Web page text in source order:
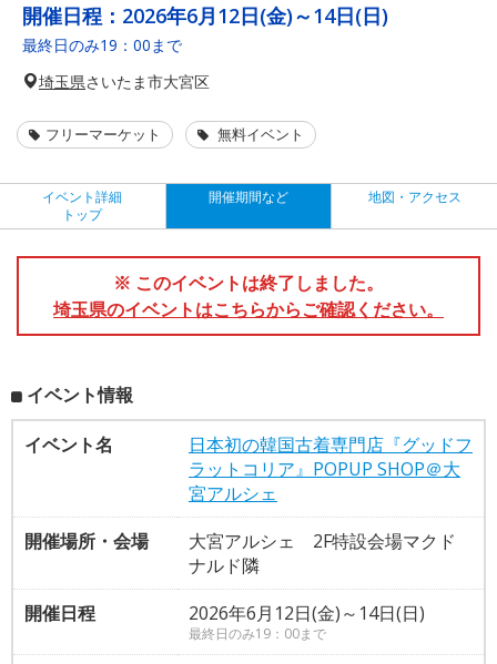
開催日程： 2026年6月12日(金)～14日(日)
最終日のみ19：00まで
埼玉県さいたま市大宮区
フリーマーケット 無料イベント
イベント詳細
トップ
開催期間など 地図・アクセス
※ このイベントは終了しました。
埼玉県のイベントはこちらからご確認ください。
イベント情報
イベント名
日本初の韓国古着専門店『グッドフ
ラットコリア』POPUP SHOP＠大
宮アルシェ
開催場所・会場
大宮アルシェ 2F特設会場マクド
ナルド隣
開催日程
2026年6月12日(金)～14日(日)
最終日のみ19：00まで